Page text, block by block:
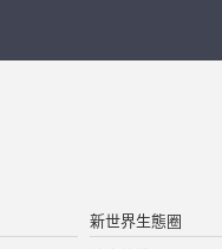
新世界生態圈